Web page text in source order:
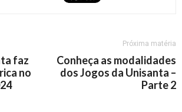
faz
no
Próxima matéria
Conheça as modalidades
dos Jogos da Unisanta –
Parte 2